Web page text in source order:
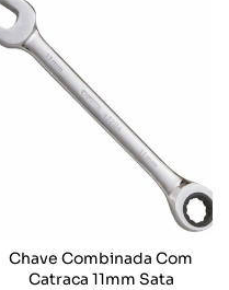
Chave Combinada Com
Catraca 11mm Sata